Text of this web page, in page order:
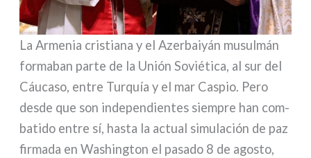
La Armenia cri­stia­na y el Azerbaiyán musul­mán
for­ma­ban par­te de la Unión Soviética, al sur del
Cáucaso, entre Turquía y el mar Caspio. Pero
desde que son inde­pen­dien­tes siem­pre han com­
ba­ti­do entre sí, hasta la actual simu­la­ción de paz
fir­ma­da en Washington el pasa­do 8 de ago­sto,